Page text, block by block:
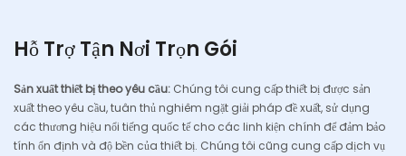
Hỗ Trợ Tận Nơi Trọn Gói
Sản xuất thiết bị theo yêu cầu: Chúng tôi cung cấp thiết bị được sản
xuất theo yêu cầu, tuân thủ nghiêm ngặt giải pháp đề xuất, sử dụng
các thương hiệu nổi tiếng quốc tế cho các linh kiện chính để đảm bảo
tính ổn định và độ bền của thiết bị. Chúng tôi cũng cung cấp dịch vụ